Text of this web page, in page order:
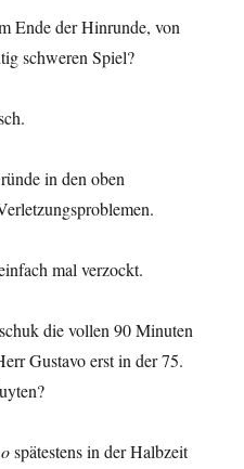
Ende der Hinrunde, von
schweren Spiel?
in den oben
mal verzockt.
die vollen 90 Minuten
Gustavo erst in der 75.
spätestens in der Halbzeit